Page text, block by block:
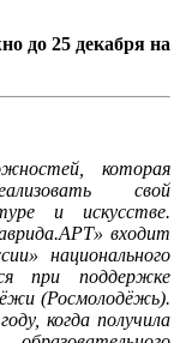
до 25 декабря на
которая
свой
и искусстве.
входит
национального
при поддержке
(Росмолодёжь).
когда получила